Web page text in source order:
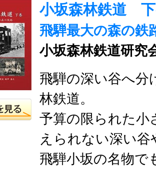
小坂森林鉄道
飛騨最大の森の鉄
小坂森林鉄道研
飛騨の深い谷へ分
林鉄道。
予算の限られた小
えられない深い谷
飛騨小坂の名物で